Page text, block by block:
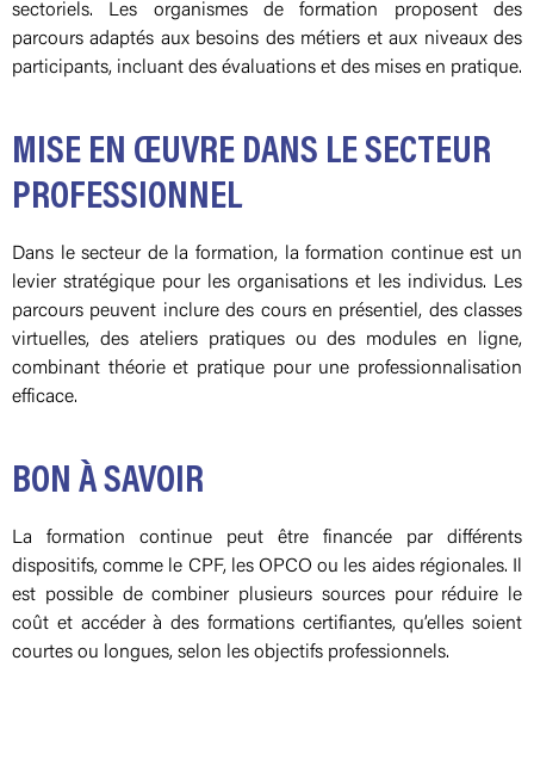
sectoriels. Les organismes de formation proposent des
parcours adaptés aux besoins des métiers et aux niveaux des
participants, incluant des évaluations et des mises en pratique.
MISE EN ŒUVRE DANS LE SECTEUR
PROFESSIONNEL
Dans le secteur de la formation, la formation continue est un
levier stratégique pour les organisations et les individus. Les
parcours peuvent inclure des cours en présentiel, des classes
virtuelles, des ateliers pratiques ou des modules en ligne,
combinant théorie et pratique pour une professionnalisation
efficace.
BON À SAVOIR
La formation continue peut être financée par différents
dispositifs, comme le CPF, les OPCO ou les aides régionales. Il
est possible de combiner plusieurs sources pour réduire le
coût et accéder à des formations certifiantes, qu’elles soient
courtes ou longues, selon les objectifs professionnels.